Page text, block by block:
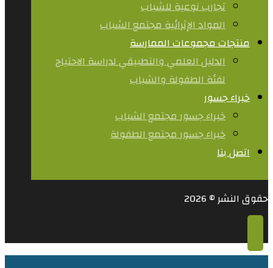
تجارب نوعية للشباب​
المواد الإثرائية مجتمع الشباب
منتجات مجموعات الممارسة
الدليل العلمي والتطبيقي لدراسة الاحتياج
لفئة الطفولة والشباب
خبراء جسور
خبراء جسور مجتمع الشباب
خبراء جسور مجتمع الطفولة
اتصل بنا
حقوق النشر © 2026